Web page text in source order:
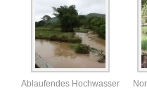
Ablaufendes Hochwasser